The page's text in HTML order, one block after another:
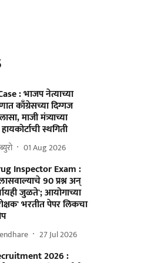
: भाजप नेत्याच्या
काँग्रेसच्या दिग्गज
माजी मंत्र्याच्या
स्थगिती
01 Aug 2026
Inspector Exam :
90 प्रश्न अन्
जुळते'; आयोगाच्या
भरतीत पेपर लिकचा
27 Jul 2026
2026 :